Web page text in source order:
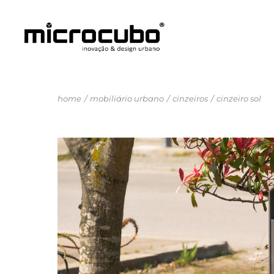
home mobiliário urbano cinzeiros cinzeiro sol